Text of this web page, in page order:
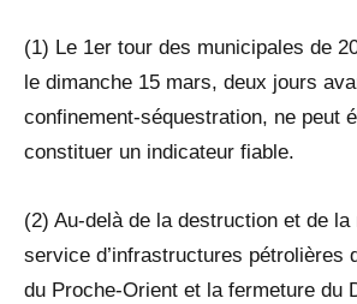
(1) Le 1er tour des municipales de
le dimanche 15 mars, deux jours
confinement-séquestration, ne peut
constituer un indicateur fiable.
(2) Au-delà de la destruction et de la
service d’infrastructures pétrolières
du Proche-Orient et la fermeture du